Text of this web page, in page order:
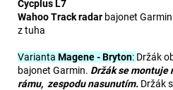
Cycplus L7
Wahoo Track radar bajonet
z tuha
Varianta Magene - Bryton: Držák
bajonet Garmin. Držák se montuje
rámu, zespodu nasunutím. Držák